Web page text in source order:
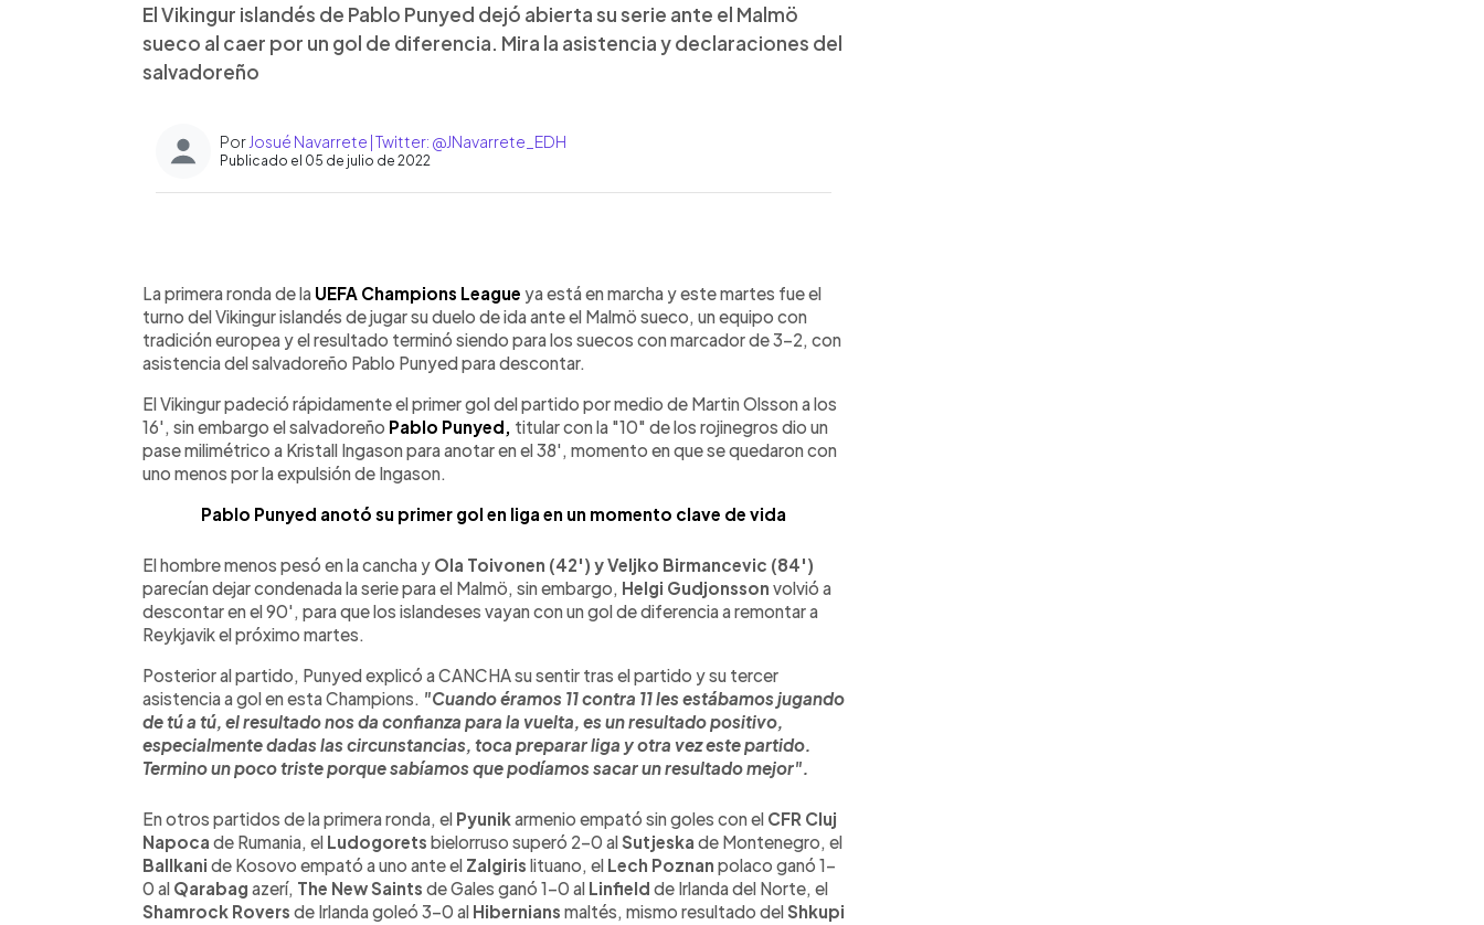
El Vikingur islandés de Pablo Punyed dejó abierta su serie ante el Malmö
sueco al caer por un gol de diferencia. Mira la asistencia y declaraciones del
salvadoreño
Por Josué Navarrete | Twitter: @JNavarrete_EDH
Publicado el 05 de julio de 2022
Escuchar artículo
La primera ronda de la UEFA Champions League ya está en marcha y este martes fue el
turno del Vikingur islandés de jugar su duelo de ida ante el Malmö sueco, un equipo con
tradición europea y el resultado terminó siendo para los suecos con marcador de 3-2, con
asistencia del salvadoreño Pablo Punyed para descontar.
El Vikingur padeció rápidamente el primer gol del partido por medio de Martin Olsson a los
16', sin embargo el salvadoreño Pablo Punyed, titular con la "10" de los rojinegros dio un
pase milimétrico a Kristall Ingason para anotar en el 38', momento en que se quedaron con
uno menos por la expulsión de Ingason.
Pablo Punyed anotó su primer gol en liga en un momento clave de vida
El hombre menos pesó en la cancha y Ola Toivonen (42') y Veljko Birmancevic (84')
parecían dejar condenada la serie para el Malmö, sin embargo, Helgi Gudjonsson volvió a
descontar en el 90', para que los islandeses vayan con un gol de diferencia a remontar a
Reykjavik el próximo martes.
Posterior al partido, Punyed explicó a CANCHA su sentir tras el partido y su tercer
asistencia a gol en esta Champions. "Cuando éramos 11 contra 11 les estábamos jugando
de tú a tú, el resultado nos da confianza para la vuelta, es un resultado positivo,
especialmente dadas las circunstancias, toca preparar liga y otra vez este partido.
Termino un poco triste porque sabíamos que podíamos sacar un resultado mejor".
En otros partidos de la primera ronda, el Pyunikarmenio empató sin goles con el CFR Cluj
Napoca de Rumania, el Ludogorets bielorruso superó 2-0 al Sutjeska de Montenegro, el
Ballkani de Kosovo empató a uno ante el Zalgiris lituano, el Lech Poznan polaco ganó 1-
0 al Qarabag azerí, The New Saints de Gales ganó 1-0 al Linfield de Irlanda del Norte, el
Shamrock Rovers de Irlanda goleó 3-0 al Hibernians maltés, mismo resultado del Shkupi